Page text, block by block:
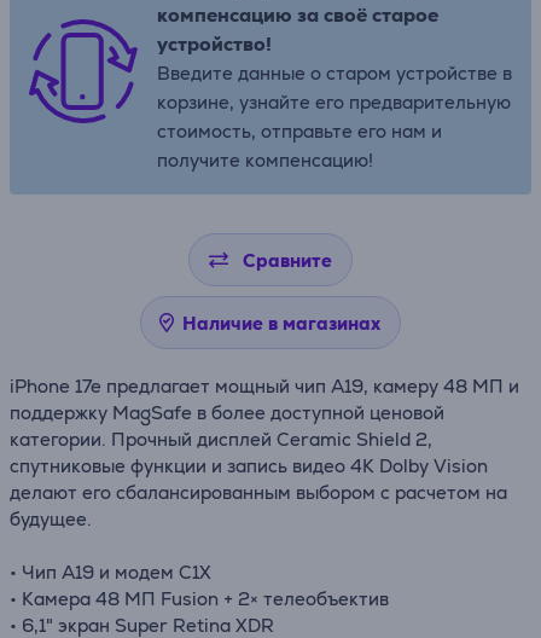
компенсацию за своё старое
устройство!
Введите данные о старом устройстве в
корзине, узнайте его предварительную
стоимость, отправьте его нам и
получите компенсацию!
Сравните
Наличие в магазинах
iPhone 17e предлагает мощный чип A19, камеру 48 МП и
поддержку MagSafe в более доступной ценовой
категории. Прочный дисплей Ceramic Shield 2,
спутниковые функции и запись видео 4K Dolby Vision
делают его сбалансированным выбором с расчетом на
будущее.
• Чип A19 и модем C1X
• Камера 48 МП Fusion + 2× телеобъектив
• 6,1" экран Super Retina XDR